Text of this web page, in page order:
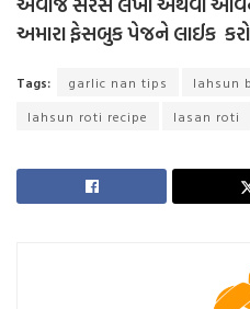
અમારા ફેસબુક પેજને લાઈક
Tags: garlic nan tips lahsun
lahsun roti recipe
lasan roti